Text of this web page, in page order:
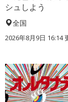
シュしよう
全国
2026年8月9日 16:14